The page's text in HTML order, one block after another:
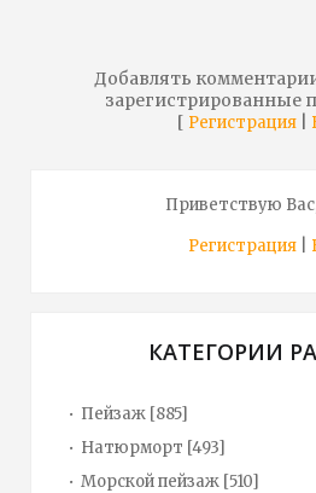
Добавлять
зарегистрированные
[ Регистрация
Приветствую Вас
Регистрация
КАТЕГОРИИ
Пейзаж [885]
Натюрморт [493]
Морской пейзаж [510]